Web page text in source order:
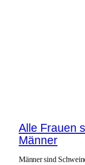
Alle Frauen
Männer
Männer sind